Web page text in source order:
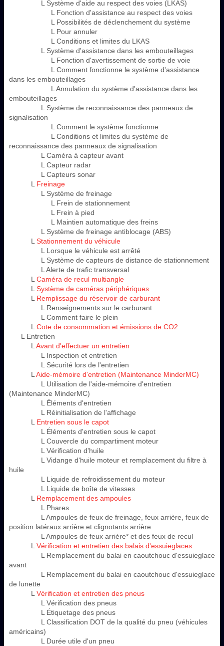
L Système d'aide au respect des voies (LKAS)
L Fonction d'assistance au respect des voies
L Possibilités de déclenchement du système
L Pour annuler
L Conditions et limites du LKAS
L Système d'assistance dans les embouteillages
L Fonction d'avertissement de sortie de voie
L Comment fonctionne le système d'assistance
dans les embouteillages
L Annulation du système d'assistance dans les
embouteillages
L Système de reconnaissance des panneaux de
signalisation
L Comment le système fonctionne
L Conditions et limites du système de
reconnaissance des panneaux de signalisation
L Caméra à capteur avant
L Capteur radar
L Capteurs sonar
L Freinage
L Système de freinage
L Frein de stationnement
L Frein à pied
L Maintien automatique des freins
L Système de freinage antiblocage (ABS)
LStationnement du véhicule
L Lorsque le véhicule est arrêté
L Système de capteurs de distance de stationnement
L Alerte de trafic transversal
LCaméra de recul multiangle
LSystème de caméras périphériques
L Remplissage du réservoir de carburant
L Renseignements sur le carburant
L Comment faire le plein
LCote de consommation et émissions de CO2
L Entretien
LAvant d'effectuer un entretien
L Inspection et entretien
L Sécurité lors de l'entretien
LAide-mémoire d'entretien (Maintenance MinderMC)
L Utilisation de l'aide-mémoire d'entretien
(Maintenance MinderMC)
L Éléments d'entretien
L Réinitialisation de l'affichage
L Entretien sous le capot
L Éléments d'entretien sous le capot
L Couvercle du compartiment moteur
L Vérification d'huile
L Vidange d'huile moteur et remplacement du filtre à
huile
L Liquide de refroidissement du moteur
L Liquide de boîte de vitesses
L Remplacement des ampoules
L Phares
L Ampoules de feux de freinage, feux arrière, feux de
position latéraux arrière et clignotants arrière
L Ampoules de feux arrière* et des feux de recul
LVérification et entretien des balais d'essuieglaces
L Remplacement du balai en caoutchouc d'essuieglace
avant
L Remplacement du balai en caoutchouc d'essuieglace
de lunette
LVérification et entretien des pneus
L Vérification des pneus
L Étiquetage des pneus
L Classification DOT de la qualité du pneu (véhicules
américains)
L Durée utile d'un pneu